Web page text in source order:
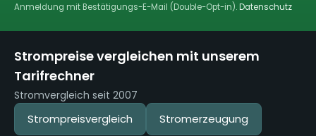
Anmeldung mit Bestätigungs-E-Mail (Double-Opt-in).Datenschutz
Strompreise vergleichen mit unserem
Tarifrechner
Stromvergleich seit 2007
Strompreisvergleich Stromerzeugung